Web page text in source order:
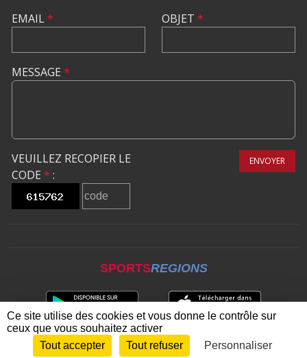
EMAIL* OBJET *
MESSAGE *
VEUILLEZ RECOPIER LE
CODE * :
ENVOYER
SPORTSREGIONS
Envie de participer ? CONNEXION
Ce site utilise des cookies et vous donne le contrôle sur
ceux que vous souhaitez activer
Tout accepter
Tout refuser Personnaliser